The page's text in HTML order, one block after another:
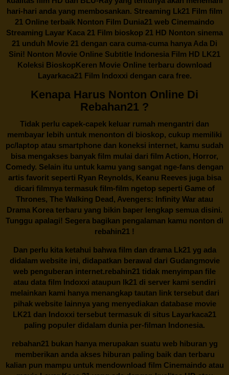
hari-hari anda yang membosankan. Streaming Lk21 Film film
21 Online terbaik Nonton Film Dunia21 web Cinemaindo
Streaming Layar Kaca 21 Film bioskop 21 HD Nonton sinema
21 unduh Movie 21 dengan cara cuma-cuma hanya Ada Di
Sini! Nonton Movie Online Subtitle Indonesia Film HD LK21
Koleksi BioskopKeren Movie Online terbaru download
Layarkaca21 Film Indoxxi dengan cara free.
Kenapa Harus Nonton Online Di
Rebahan21 ?
Tidak perlu capek-capek keluar rumah mengantri dan
membayar lebih untuk menonton di bioskop, cukup memiliki
pc/laptop atau smartphone dan koneksi internet, kamu sudah
bisa mengakses banyak film mulai dari film Action, Horror,
Comedy. Selain itu untuk kamu yang sangat nge-fans dengan
artis favorit seperti Ryan Reynolds, Keanu Reeves juga bisa
dicari filmnya termasuk film-film ngetop seperti Game of
Thrones, The Walking Dead, Avengers: Infinity War atau
Drama Korea terbaru yang bikin baper lengkap semua disini.
Tunggu apalagi! Segera bagikan pengalaman kamu nonton di
rebahin21 !
Dan perlu kita ketahui bahwa film dan dramaLk21yg ada
didalam website ini, didapatkan berawal dari Gudangmovie
web penguberan internet.rebahin21 tidak menyimpan file
atau data film Indoxxi ataupun lk21 di server kami sendiri
melainkan kami hanya menangkap tautan link tersebut dari
pihak website lainnya yang menyediakan database movie
LK21 dan Indoxxi tersebut termasuk di situs Layarkaca21
paling populer didalam dunia per-filman Indonesia.
rebahan21bukan hanya merupakan suatu web hiburan yg
memberikan anda akses hiburan paling baik dan terbaru
kalian pun mampu untuk mendownload film Cinemaindo atau